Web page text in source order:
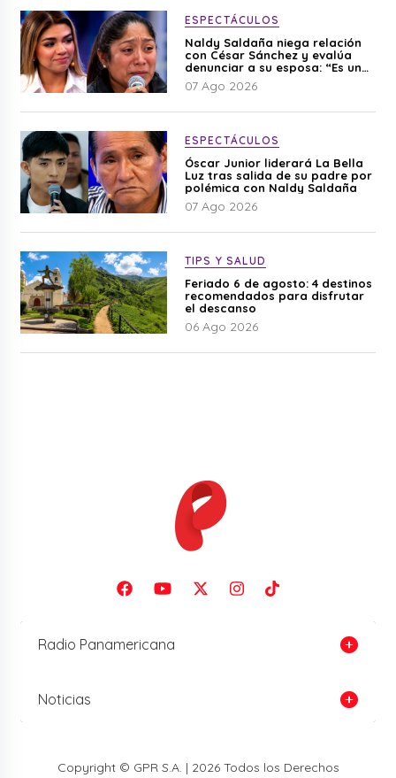
ESPECTÁCULOS
Naldy Saldaña niega relación
con César Sánchez y evalúa
denunciar a su esposa: “Es una
difamación”
07 Ago 2026
ESPECTÁCULOS
Óscar Junior liderará La Bella
Luz tras salida de su padre por
polémica con Naldy Saldaña
07 Ago 2026
TIPS Y SALUD
Feriado 6 de agosto: 4 destinos
recomendados para disfrutar
el descanso
06 Ago 2026
Radio Panamericana
Noticias
Copyright © GPR S.A. | 2026 Todos los Derechos